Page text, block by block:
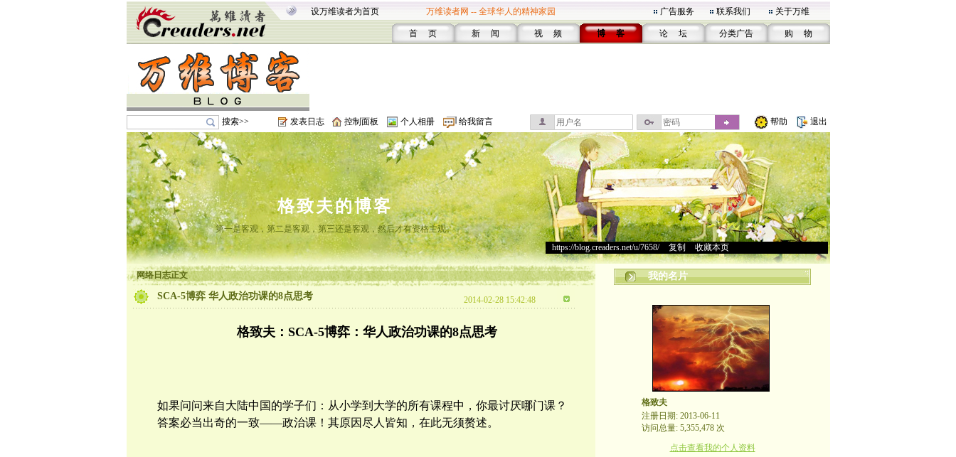
设万维读者为首页 万维读者网 -- 全球华人的精神家园 广告服务 联系我们 关于万维
首 页 新 闻 视 频 博 客 论 坛 分类广告 购 物
搜索>> 发表日志 控制面板 个人相册 给我留言 帮助 退出
格致夫的博客
第一是客观，第二是客观，第三还是客观，然后才有资格主观。
https://blog.creaders.net/u/7658/> 复制 收藏本页
网络日志正文
SCA-5博弈 华人政治功课的8点思考 2014-02-28 15:42:48
格致夫：SCA-5博弈：华人政治功课的8点思考
如果问问来自大陆中国的学子们：从小学到大学的所有课程中，你最讨厌哪门课？
答案必当出奇的一致——政治课！其原因尽人皆知，在此无须赘述。
我的名片
格致夫
注册日期: 2013-06-11
访问总量: 5,355,478 次
点击查看我的个人资料